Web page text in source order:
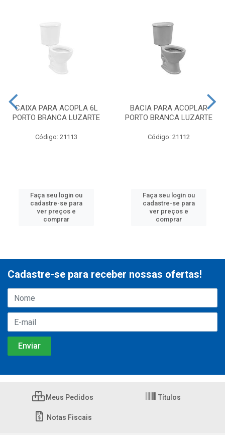
CAIXA PARA ACOPLA 6L
PORTO BRANCA LUZARTE
Código: 21113
Faça seu login ou
cadastre-se para
ver preços e
comprar
BACIA PARA ACOPLAR
PORTO BRANCA LUZARTE
Código: 21112
Faça seu login ou
cadastre-se para
ver preços e
comprar
Cadastre-se para receber nossas ofertas!
Meus Pedidos Títulos
Notas Fiscais